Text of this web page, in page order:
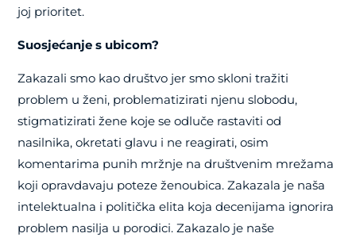
joj prioritet.
Suosjećanje s ubicom?
Zakazali smo kao društvo jer smo skloni tražiti
problem u ženi, problematizirati njenu slobodu,
stigmatizirati žene koje se odluče rastaviti od
nasilnika, okretati glavu i ne reagirati, osim
komentarima punih mržnje na društvenim mrežama
koji opravdavaju poteze ženoubica. Zakazala je naša
intelektualna i politička elita koja decenijama ignorira
problem nasilja u porodici. Zakazalo je naše